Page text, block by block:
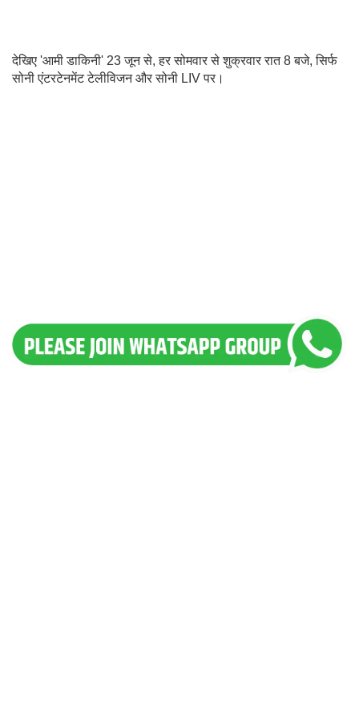
देखिए 'आमी डाकिनी' 23 जून से, हर सोमवार से शुक्रवार रात 8 बजे, सिर्फ
सोनी एंटरटेनमेंट टेलीविजन और सोनी LIV पर।